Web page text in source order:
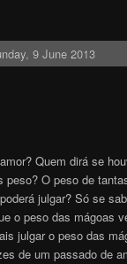
9 June 2013
Quem dirá se
peso? O peso de
julgar? Só se
o peso das mágoas
julgar o peso das
de um passado de